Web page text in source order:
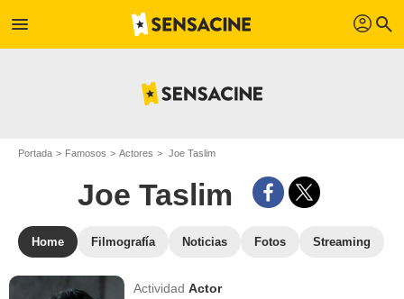
menu profil search
Portada Famosos Actores Joe Taslim
Joe Taslim
Home Filmografía Noticias Fotos Streaming
ActividadActor